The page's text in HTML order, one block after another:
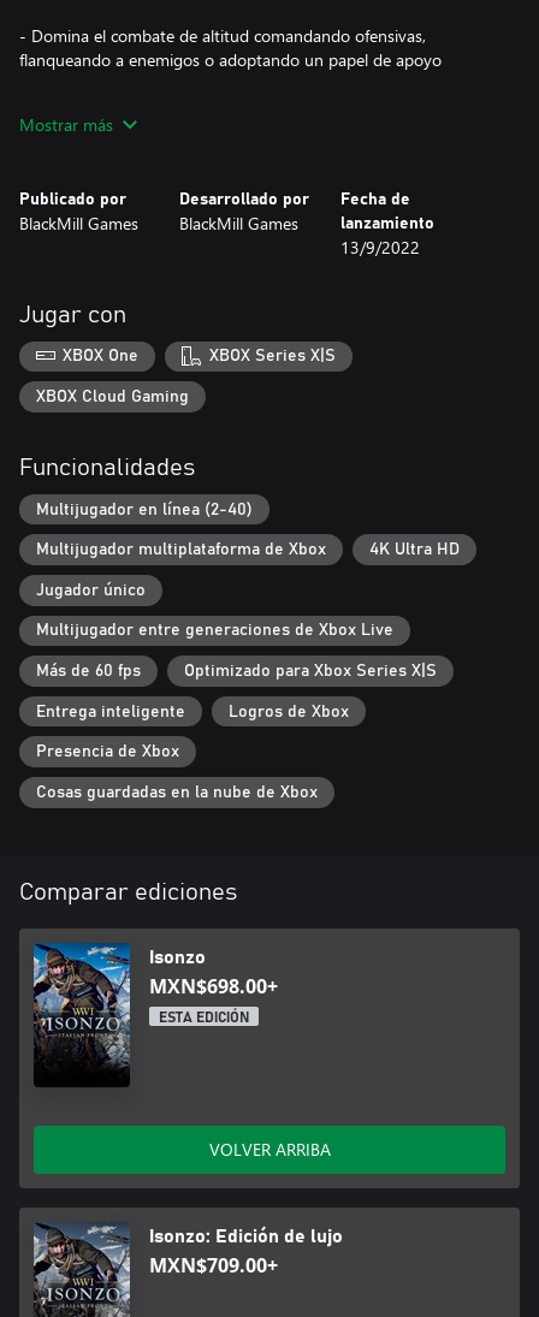
- Domina el combate de altitud comandando ofensivas,
flanqueando a enemigos o adoptando un papel de apoyo
tus habilidades contra jugadores o IA
equipamiento, ventajas especiales y cosméticos icónicos de la I
Guerra Mundial
- Adéntrate en la Gran Guerra con mapas, armas, uniformes y
músicas de precisión histórica
El juego multiplataforma para consolas te permite jugar con
que el emparejamiento sea más rápido y la partida tenga más
jugadores.
Mostrar más
Publicado por
BlackMill Games
Desarrollado por
BlackMill Games
Fecha de
lanzamiento
13/9/2022
Jugar con
XBOX One XBOX Series X|S
XBOX Cloud Gaming
Funcionalidades
Multijugador en línea (2-40)
Multijugador multiplataforma de Xbox 4K Ultra HD
Jugador único
Multijugador entre generaciones de Xbox Live
Más de 60 fps Optimizado para Xbox Series X|S
Entrega inteligente Logros de Xbox
Presencia de Xbox
Cosas guardadas en la nube de Xbox
Comparar ediciones
Isonzo
MXN$698.00+
ESTA EDICIÓN
VOLVER ARRIBA
Isonzo: Edición de lujo
MXN$709.00+